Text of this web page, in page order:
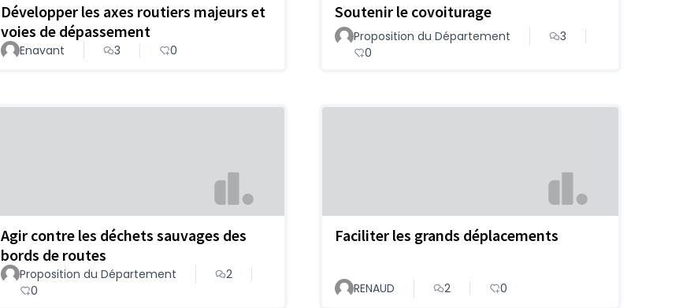
Développer les axes routiers majeurs et
voies de dépassement
Enavant 3 0
Soutenir le covoiturage
Proposition du Département
3
0
Agir contre les déchets sauvages des
bords de routes
Proposition du Département
2
0
Faciliter les grands déplacements
RENAUD 2 0